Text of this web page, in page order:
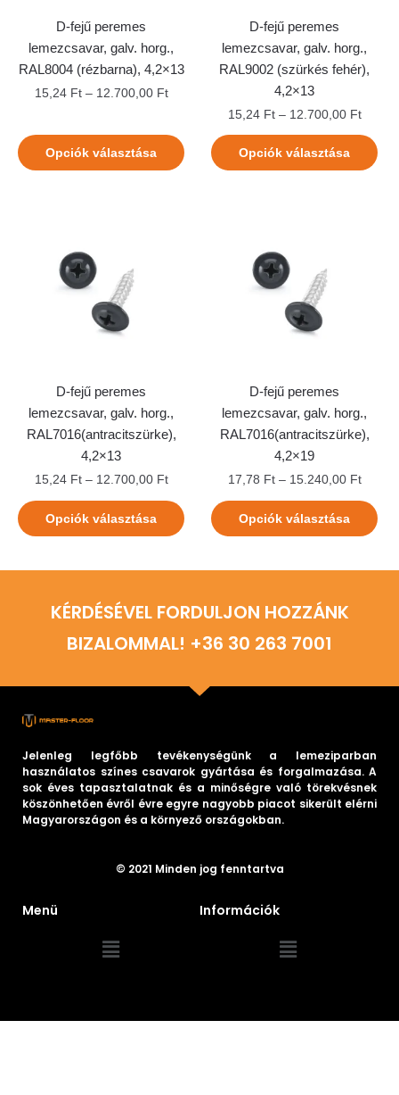
D-fejű peremes
lemezcsavar, galv. horg.,
RAL8004 (rézbarna), 4,2×13
15,24 Ft– 12.700,00 Ft
Opciók választása
D-fejű peremes
lemezcsavar, galv. horg.,
RAL9002 (szürkés fehér),
4,2×13
15,24 Ft– 12.700,00 Ft
Opciók választása
D-fejű peremes
lemezcsavar, galv. horg.,
RAL7016(antracitszürke),
4,2×13
15,24 Ft– 12.700,00 Ft
Opciók választása
D-fejű peremes
lemezcsavar, galv. horg.,
RAL7016(antracitszürke),
4,2×19
17,78 Ft– 15.240,00 Ft
Opciók választása
KÉRDÉSÉVEL FORDULJON HOZZÁNK
BIZALOMMAL! +36 30 263 7001
Jelenleg legfőbb tevékenységünk a lemeziparban
használatos színes csavarok gyártása és forgalmazása. A
sok éves tapasztalatnak és a minőségre való törekvésnek
köszönhetően évről évre egyre nagyobb piacot sikerült elérni
Magyarországon és a környező országokban.
© 2021 Minden jog fenntartva
Menü Információk